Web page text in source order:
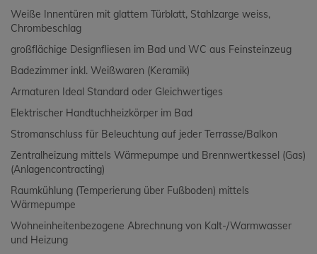
Weiße Innentüren mit glattem Türblatt, Stahlzarge weiss,
Chrombeschlag
großflächige Designfliesen im Bad und WC aus Feinsteinzeug
Badezimmer inkl. Weißwaren (Keramik)
Armaturen Ideal Standard oder Gleichwertiges
Elektrischer Handtuchheizkörper im Bad
Stromanschluss für Beleuchtung auf jeder Terrasse/Balkon
Zentralheizung mittels Wärmepumpe und Brennwertkessel (Gas)
(Anlagencontracting)
Raumkühlung (Temperierung über Fußboden) mittels
Wärmepumpe
Wohneinheitenbezogene Abrechnung von Kalt-/Warmwasser
und Heizung